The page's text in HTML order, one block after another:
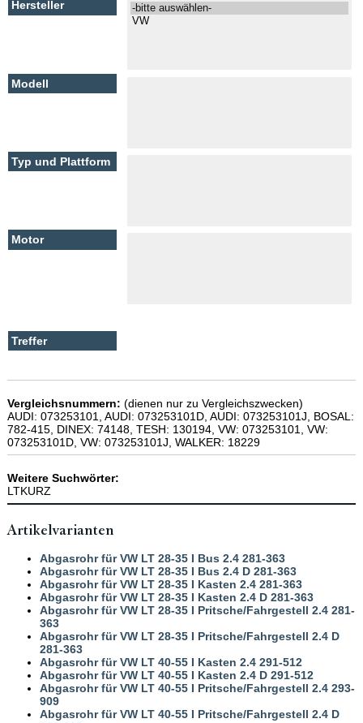
Vergleichsnummern: (dienen nur zu Vergleichszwecken)
AUDI: 073253101, AUDI: 073253101D, AUDI: 073253101J, BOSAL:
782-415, DINEX: 74148, TESH: 130194, VW: 073253101, VW:
073253101D, VW: 073253101J, WALKER: 18229
Weitere Suchwörter:
LTKURZ
Artikelvarianten
Abgasrohr für VW LT 28-35 I Bus 2.4 281-363
Abgasrohr für VW LT 28-35 I Bus 2.4 D 281-363
Abgasrohr für VW LT 28-35 I Kasten 2.4 281-363
Abgasrohr für VW LT 28-35 I Kasten 2.4 D 281-363
Abgasrohr für VW LT 28-35 I Pritsche/Fahrgestell 2.4 281-
363
Abgasrohr für VW LT 28-35 I Pritsche/Fahrgestell 2.4 D
281-363
Abgasrohr für VW LT 40-55 I Kasten 2.4 291-512
Abgasrohr für VW LT 40-55 I Kasten 2.4 D 291-512
Abgasrohr für VW LT 40-55 I Pritsche/Fahrgestell 2.4 293-
909
Abgasrohr für VW LT 40-55 I Pritsche/Fahrgestell 2.4 D